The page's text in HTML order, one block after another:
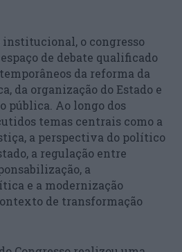
o congresso
de debate qualificado
da reforma da
da organização do Estado e
pública. Ao longo dos
temas centrais como a
a perspectiva do político
a regulação entre
a
e a modernização
de transformação